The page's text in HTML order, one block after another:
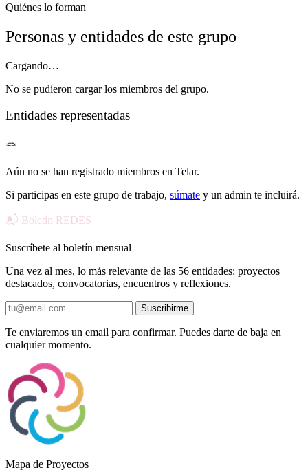
Quiénes lo forman
Personas y entidades de este grupo
Cargando…
No se pudieron cargar los miembros del grupo.
Entidades representadas
🪢
Aún no se han registrado miembros en Telar.
Si participas en este grupo de trabajo, súmate y un admin te incluirá.
📬 Boletín REDES
Suscríbete al boletín mensual
Una vez al mes, lo más relevante de las 56 entidades: proyectos
destacados, convocatorias, encuentros y reflexiones.
Suscribirme
Te enviaremos un email para confirmar. Puedes darte de baja en
cualquier momento.
Mapa de Proyectos